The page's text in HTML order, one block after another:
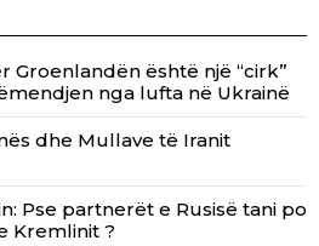
Groenlandën është një “cirk”
nga lufta në Ukrainë
dhe Mullave të Iranit
Pse partnerët e Rusisë tani po
Kremlinit ?